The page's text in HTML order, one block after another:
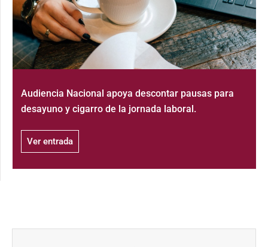
Audiencia Nacional apoya descontar pausas para
desayuno y cigarro de la jornada laboral.
Ver entrada